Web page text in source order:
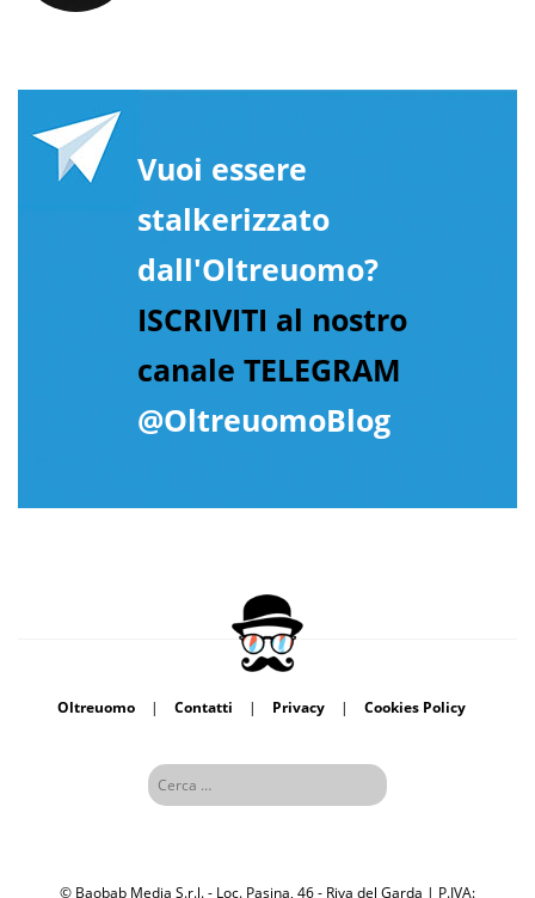
Vuoi essere
stalkerizzato
dall'Oltreuomo?
ISCRIVITI al nostro
canale TELEGRAM
@OltreuomoBlog
Oltreuomo | Contatti | Privacy | Cookies Policy
© Baobab Media S.r.l. - Loc. Pasina, 46 - Riva del Garda | P.IVA: